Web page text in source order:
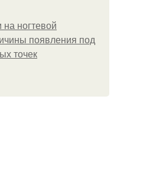
ногтевой
появления под
точек